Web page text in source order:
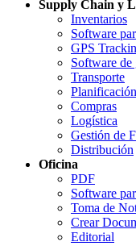
Supply Chain y
Inventarios
Software
GPS
Software de
Transporte
Compras
Logística
Gestión de
Distribución
Oficina
PDF
Software
Toma de
Crear
Editorial